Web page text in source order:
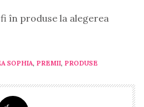
în produse la alegerea
SOPHIA, PREMII, PRODUSE